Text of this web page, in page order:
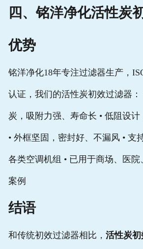
四、铭洋净化活性炭
优势
铭洋净化18年专注过滤器生产，
认证，我们的活性炭初效过滤器：
炭，吸附力强、寿命长 • 低阻设
• 外框坚固，密封好、不漏风 • 支
各类空调机组 • 已用于商场、医
案例
结语
和传统初效过滤器相比， 活性炭